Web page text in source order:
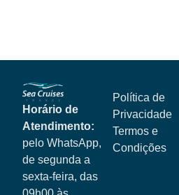
Horário de
Atendimento:
pelo WhatsApp,
de segunda a
sexta-feira, das
Política de
Privacidade
Termos e
Condições